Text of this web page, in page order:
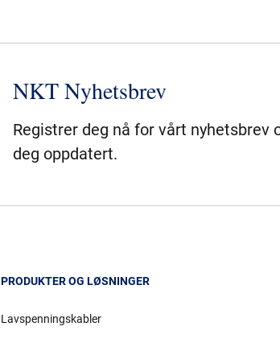
NKT Nyhetsbrev
Registrer deg nå for vårt nyhetsbrev
deg oppdatert.
PRODUKTER OG LØSNINGER
Lavspenningskabler